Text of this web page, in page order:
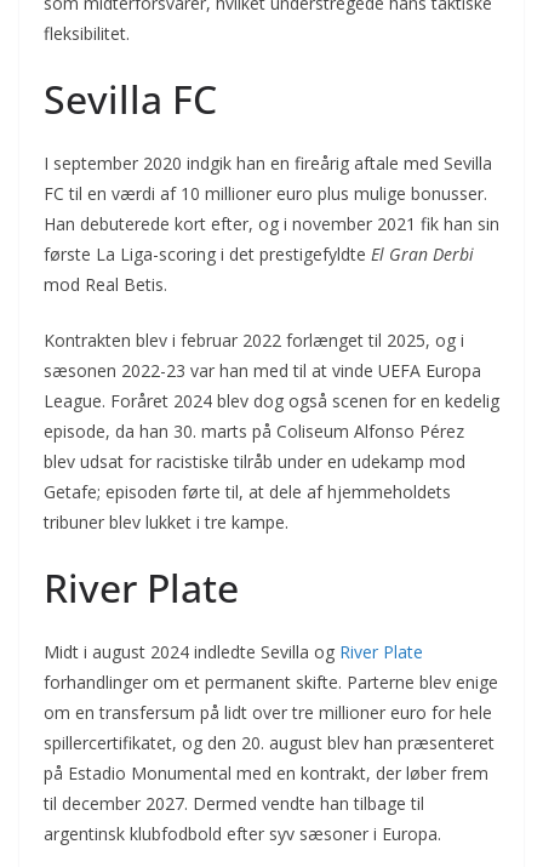
fleksibilitet.
Sevilla FC
I september 2020 indgik han en fireårig aftale med Sevilla
FC til en værdi af 10 millioner euro plus mulige bonusser.
Han debuterede kort efter, og i november 2021 fik han sin
første La Liga-scoring i det prestigefyldte El Gran Derbi
mod Real Betis.
Kontrakten blev i februar 2022 forlænget til 2025, og i
sæsonen 2022-23 var han med til at vinde UEFA Europa
League. Foråret 2024 blev dog også scenen for en kedelig
episode, da han 30. marts på Coliseum Alfonso Pérez
blev udsat for racistiske tilråb under en udekamp mod
Getafe; episoden førte til, at dele af hjemmeholdets
tribuner blev lukket i tre kampe.
River Plate
Midt i august 2024 indledte Sevilla og River Plate
forhandlinger om et permanent skifte. Parterne blev enige
om en transfersum på lidt over tre millioner euro for hele
spillercertifikatet, og den 20. august blev han præsenteret
på Estadio Monumental med en kontrakt, der løber frem
til december 2027. Dermed vendte han tilbage til
argentinsk klubfodbold efter syv sæsoner i Europa.